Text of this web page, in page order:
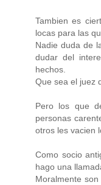
Tambien es
locas para las
Nadie duda de
dudar del
hechos.
Que sea el juez
Pero los que
personas
otros les vacien
Como socio
hago una
Moralmente